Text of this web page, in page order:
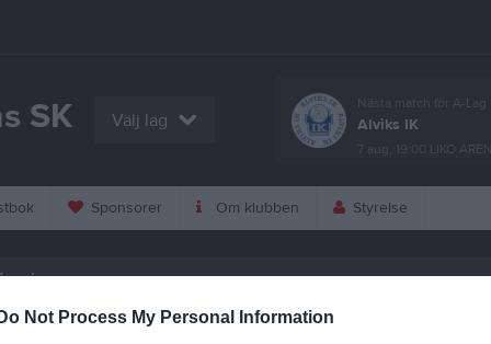
Do Not Process My Personal Information
SK Välj lag
Nästa match för A-Lag
Alviks IK
7 aug, 19:00 LIKO
Sponsorer Om klubben Styrelse
2013 och våren 2014 har MSSK arbetat med att certifiera oss som en